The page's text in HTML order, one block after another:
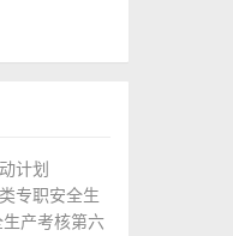
计划
专职安全生
产考核第六